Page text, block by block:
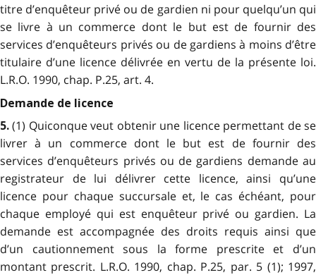
titre d’enquêteur privé ou de gardien ni pour quelqu’un qui
se livre à un commerce dont le but est de fournir des
services d’enquêteurs privés ou de gardiens à moins d’être
titulaire d’une licence délivrée en vertu de la présente loi.
L.R.O. 1990, chap. P.25, art. 4.
Demande de licence
5.(1) Quiconque veut obtenir une licence permettant de se
livrer à un commerce dont le but est de fournir des
services d’enquêteurs privés ou de gardiens demande au
registrateur de lui délivrer cette licence, ainsi qu’une
licence pour chaque succursale et, le cas échéant, pour
chaque employé qui est enquêteur privé ou gardien. La
demande est accompagnée des droits requis ainsi que
d’un cautionnement sous la forme prescrite et d’un
montant prescrit. L.R.O. 1990, chap. P.25, par. 5 (1); 1997,